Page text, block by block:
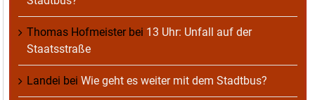
Thomas Hofmeisterbei 13 Uhr: Unfall auf der
Staatsstraße
Landei bei Wie geht es weiter mit dem Stadtbus?